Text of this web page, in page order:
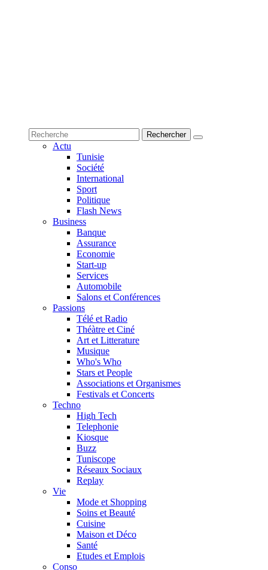
Actu
Tunisie
Société
International
Sport
Politique
Flash News
Business
Banque
Assurance
Economie
Start-up
Services
Automobile
Salons et Conférences
Passions
Télé et Radio
Théàtre et Ciné
Art et Litterature
Musique
Who's Who
Stars et People
Associations et Organismes
Festivals et Concerts
Techno
High Tech
Telephonie
Kiosque
Buzz
Tuniscope
Réseaux Sociaux
Replay
Vie
Mode et Shopping
Soins et Beauté
Cuisine
Maison et Déco
Santé
Etudes et Emplois
Conso